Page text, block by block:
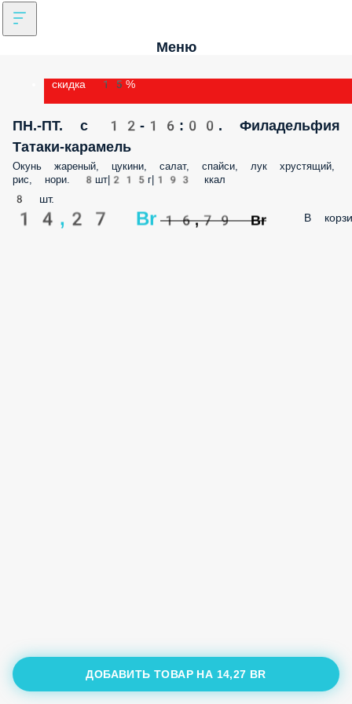
Меню
скидка 15%
ПН.-ПТ. с 12-16:00. Филадельфия
Татаки-карамель
Окунь жареный, цукини, салат, спайси, лук хрустящий,
рис, нори. 8шт|215г|193 ккал
8 шт.
14,27 Br 16,79 Br В
ДОБАВИТЬ ТОВАР НА 14,27 BR